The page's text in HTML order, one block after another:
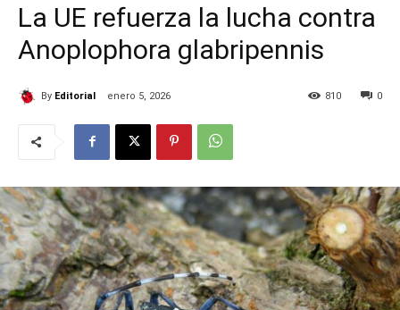
La UE refuerza la lucha contra
Anoplophora glabripennis
By Editorial enero 5, 2026 0
810